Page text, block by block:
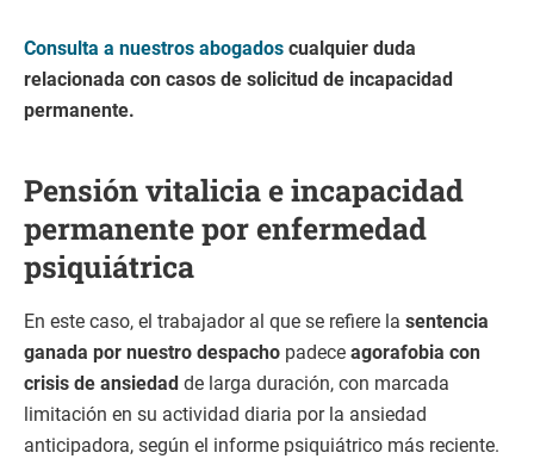
Consulta a nuestros abogados cualquier duda
relacionada con casos de solicitud de incapacidad
permanente.
Pensión vitalicia e incapacidad
permanente por enfermedad
psiquiátrica
En este caso, el trabajador al que se refiere la sentencia
ganada por nuestro despacho padece agorafobia con
crisis de ansiedad de larga duración, con marcada
limitación en su actividad diaria por la ansiedad
anticipadora, según el informe psiquiátrico más reciente.